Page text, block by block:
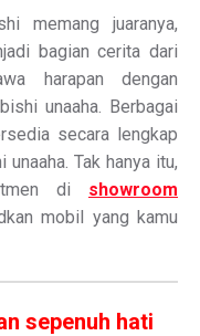
memang juaranya,
bagian cerita dari
harapan dengan
unaaha. Berbagai
secara lengkap
Tak hanya itu,
di showroom
mobil yang kamu
sepenuh hati